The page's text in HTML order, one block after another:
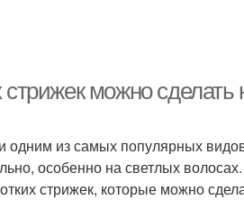
стрижек можно
одним из самых популярных
особенно на светлых
стрижек, которые можно